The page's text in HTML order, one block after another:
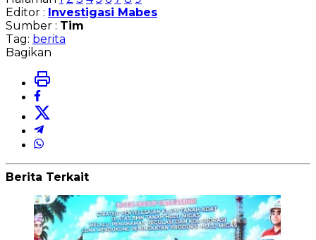
Editor : Investigasi Mabes
Sumber : Tim
Tag: berita
Bagikan
Berita Terkait